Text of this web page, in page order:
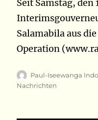
Seit Samstag, den
Salamabila aus
Operation
Autor
Paul-Iseewanga
Nachrichten